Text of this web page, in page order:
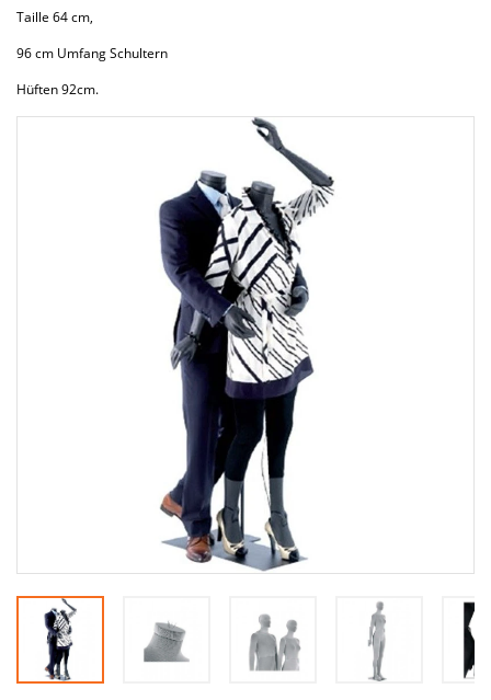
Taille 64 cm,
96 cm Umfang Schultern
Hüften 92cm.